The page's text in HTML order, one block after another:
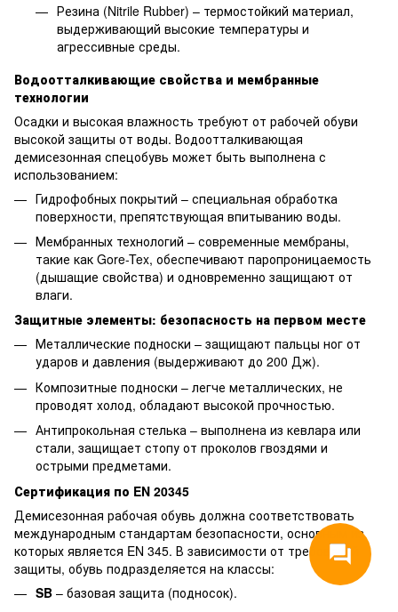
Резина (Nitrile Rubber) – термостойкий материал,
выдерживающий высокие температуры и
агрессивные среды.
Водоотталкивающие свойства и мембранные
технологии
Осадки и высокая влажность требуют от рабочей обуви
высокой защиты от воды. Водоотталкивающая
демисезонная спецобувь может быть выполнена с
использованием:
Гидрофобных покрытий – специальная обработка
поверхности, препятствующая впитыванию воды.
Мембранных технологий – современные мембраны,
такие как Gore-Tex, обеспечивают паропроницаемость
(дышащие свойства) и одновременно защищают от
влаги.
Защитные элементы: безопасность на первом месте
Металлические подноски – защищают пальцы ног от
ударов и давления (выдерживают до 200 Дж).
Композитные подноски – легче металлических, не
проводят холод, обладают высокой прочностью.
Антипрокольная стелька – выполнена из кевлара или
стали, защищает стопу от проколов гвоздями и
острыми предметами.
Сертификация по EN 20345
Демисезонная рабочая обувь должна соответствовать
международным стандартам безопасности, основным из
которых является EN 345. В зависимости от требований
защиты, обувь подразделяется на классы:
SB – базовая защита (подносок).